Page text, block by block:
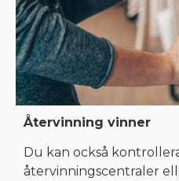
Återvinning vinner
Du kan också
återvinningscentraler